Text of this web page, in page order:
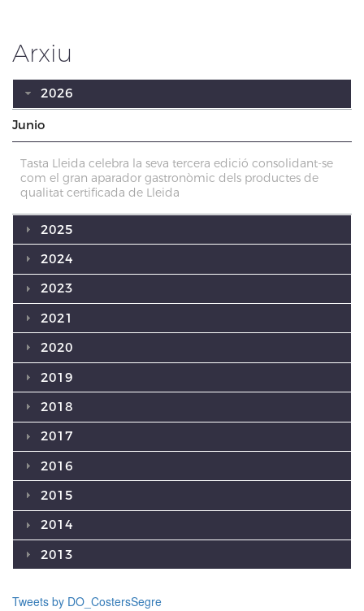
Arxiu
2026
Junio
Tasta Lleida celebra la seva tercera edició consolidant-se
com el gran aparador gastronòmic dels productes de
qualitat certificada de Lleida
2025
2024
2023
2021
2020
2019
2018
2017
2016
2015
2014
2013
Tweets by DO_CostersSegre